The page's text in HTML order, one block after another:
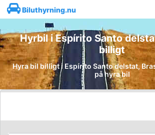
Biluthyrning.nu
Hyrbil i Espírito Santo
billigt
Hyra bil billigt i Espírito Santo delstat,
på hyra bil